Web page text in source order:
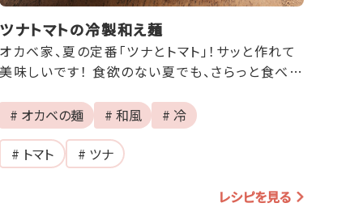
ツナトマトの冷製和え麺
オカベ家、夏の定番「ツナとトマト」！サッと作れて
美味しいです！ 食欲のない夏でも、さらっと食べて
# オカベの麺
# 和風
# 冷
# トマト
# ツナ
レシピを見る